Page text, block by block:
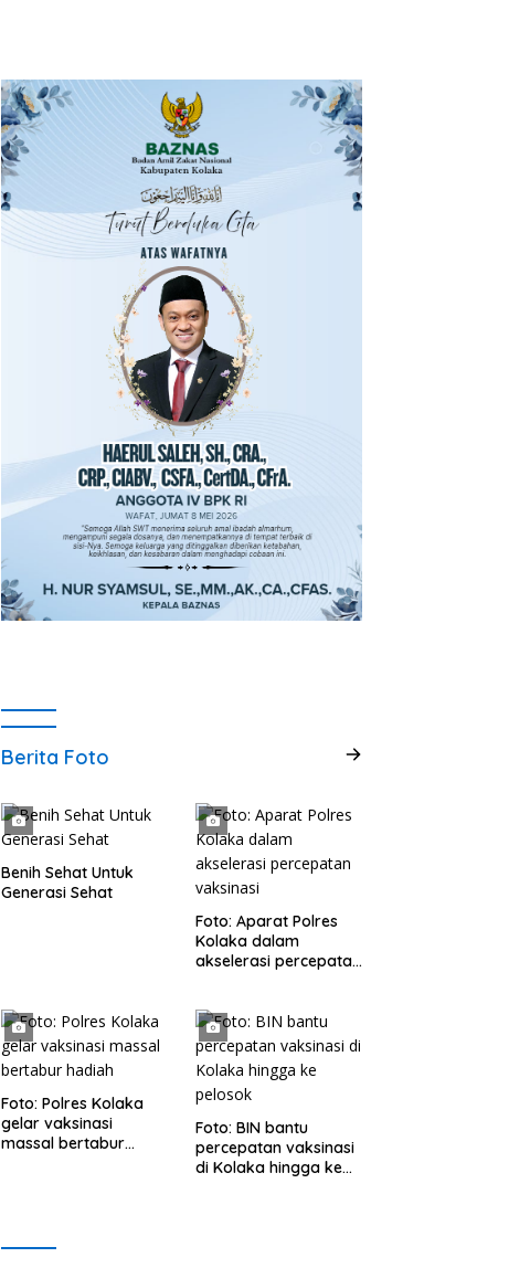
Berita Foto
Benih Sehat Untuk
Generasi Sehat
Foto: Aparat Polres
Kolaka dalam
akselerasi percepatan
Foto: Polres Kolaka
gelar vaksinasi
massal bertabur
Foto: BIN bantu
percepatan vaksinasi
di Kolaka hingga ke